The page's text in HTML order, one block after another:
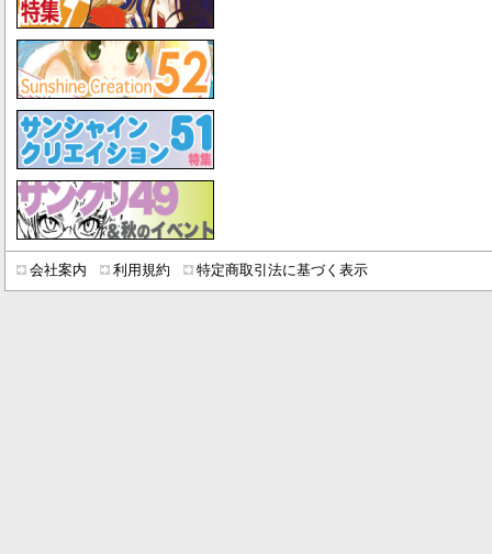
会社案内 利用規約 特定商取引法に基づく表示